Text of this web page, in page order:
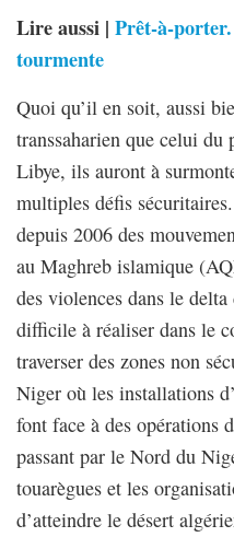
Lire aussi | Prêt-à-
tourmente
Quoi qu’il en soit, aussi
transsaharien que celui
Libye, ils auront à
multiples défis
depuis 2006 des
au Maghreb islamique
des violences dans le
difficile à réaliser dans le
traverser des zones non
Niger où les installations
font face à des opérations
passant par le Nord du
touarègues et les
d’atteindre le désert